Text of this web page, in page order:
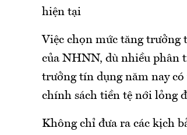
hiện tại
Việc chọn mức tăng trưởng
của NHNN, dù nhiều phân
trưởng tín dụng năm nay
chính sách tiền tệ nới lỏng
Không chỉ đưa ra các kịch